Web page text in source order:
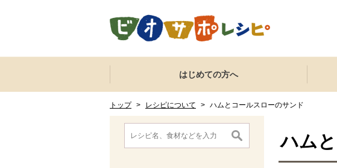
ここからサイト内共通メニューです。
サイト内共通メニューをスキップする
はじめての方へ
トップ > レシピについて > ハムとコールスローのサンド
ここから消費材検索メニューです。
消費材検索メニューここまで。
ここから本文です。
ハム